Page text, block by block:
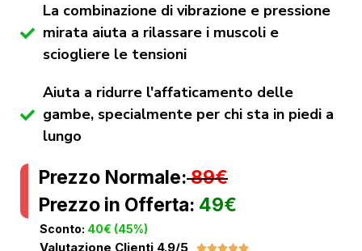
La combinazione di vibrazione e pressione
mirata aiuta a rilassare i muscoli e
sciogliere le tensioni
Aiuta a ridurre l'affaticamento delle
gambe, specialmente per chi sta in piedi a
lungo
Prezzo Normale:89€
Prezzo in Offerta: 49€
Sconto: 40€ (45%)
Valutazione Clienti 4.9/5 